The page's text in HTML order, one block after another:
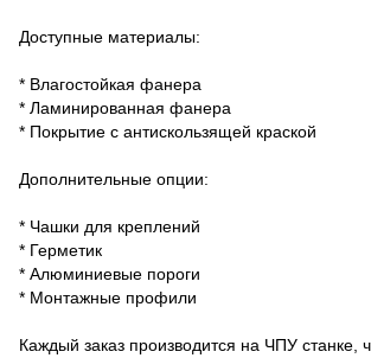
Доступные материалы:
* Влагостойкая фанера
* Ламинированная фанера
* Покрытие с антискользящей краской
Дополнительные опции:
* Чашки для креплений
* Герметик
* Алюминиевые пороги
* Монтажные профили
Каждый заказ производится на ЧПУ станке,